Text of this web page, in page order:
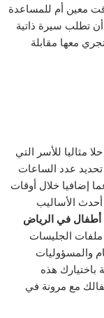
معين أم للمساعدة
أن تطلب سيرة ذاتية
معها مقابلة
حلا مثاليا للأسر التي
عدد الساعات
إضافيا خلال أوقات
الأساليب
في الرياض
ملفات الجليسات
والمسؤوليات
هذه
مع مرونة في